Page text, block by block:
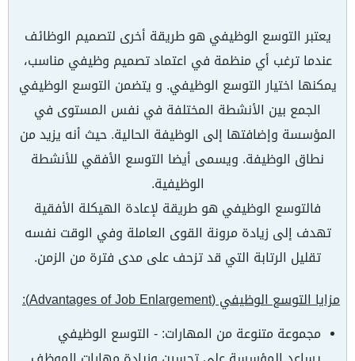
يعتبر التوسع الوظيفي هو طريقة أخرى لتصميم الوظائف
عندما ترغب أي منظمة في اعتماد تصميم وظيفي مناسب،
يمكنها اختيار التوسع الوظيفي. و يتضمن التوسع الوظيفي
الجمع بين الأنشطة المختلفة في نفس المستوى في
المؤسسة وإضافتها إلى الوظيفة الحالية. حيث أنه يزيد من
نطاق الوظيفة. ويسمى أيضا التوسع الأفقي للأنشطة
الوظيفية.
فالتوسع الوظيفي هو طريقة لإعادة الهيكلة الأفقية
تهدف إلى زيادة مرونة القوى العاملة وفي الوقت نفسه
تقليل الرتابة التي قد تزحف على مدى فترة من الزمن.
مزايا التوسع الوظيفي (Advantages of Job Enlargement
):
مجموعة متنوعة من المهارات: - التوسع الوظيفي